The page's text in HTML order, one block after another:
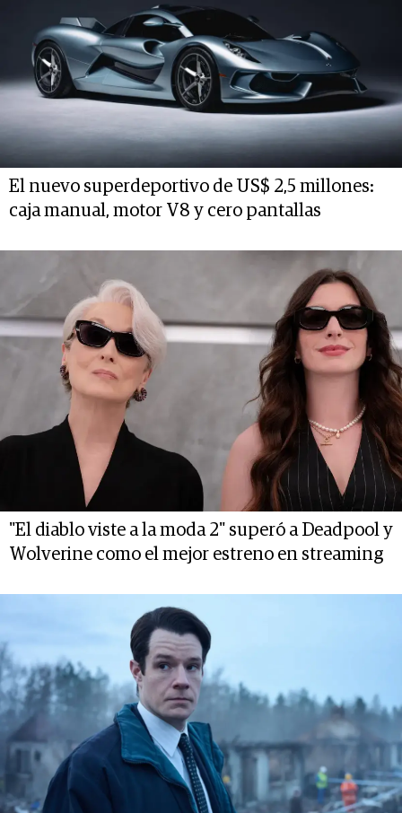
El nuevo superdeportivo de US$ 2,5 millones:
caja manual, motor V8 y cero pantallas
"El diablo viste a la moda 2" superó a Deadpool y
Wolverine como el mejor estreno en streaming